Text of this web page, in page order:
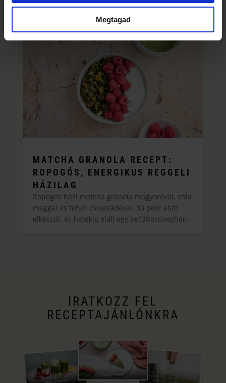
Megtagad
MATCHA GRANOLA RECEPT:
ROPOGÓS, ENERGIKUS REGGELI
HÁZILAG
Ropogós házi matcha granola mogyoróval, chia
maggal és fehér csokoládéval. 30 perc alatt
elkészül, és hetekig eláll egy befőttesüvegben.
IRATKOZZ FEL
RECEPTAJÁNLÓNKRA